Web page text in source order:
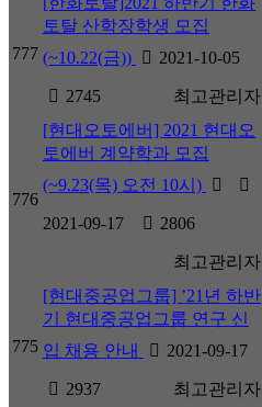
777
토탈 산학장학생 모집
(~10.22(금))
2021-10-05
2745 최고관리자
776
[현대오토에버] 2021 현대오
토에버 계약학과 모집
(~9.23(목) 오전 10시)
2021-09-17 2806
최고관리자
775
[현대중공업그룹] ’21년 하반
기 현대중공업그룹 연구 신
입 채용 안내
2021-09-17
2937 최고관리자